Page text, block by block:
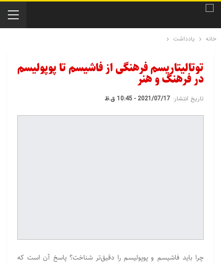
خانه یادداشت
توتالیتاریسم فرهنگی از فاشیسم تا پوپولیسم
در فرهنگ و هنر
تاریخ انتشار: 2021/07/17 - 10:45 ق.ظ
چرا باید فاشیسم و پوپولیسم را دقیق‌تر شناخت؟ پاسخ آن است که